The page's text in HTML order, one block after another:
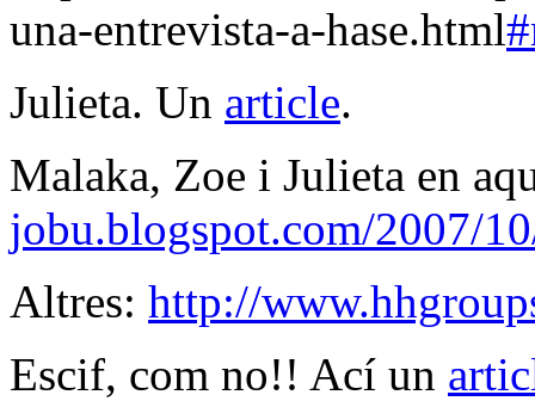
una-entrevista-a-hase.html
Julieta. Un article.
Malaka, Zoe i Julieta en
jobu.blogspot.com/2007/
Altres: http://
Escif, com no!! Ací un